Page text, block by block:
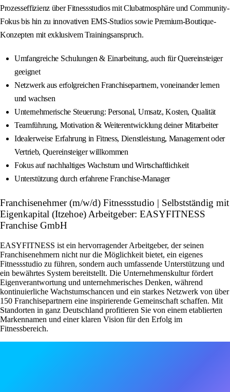
Prozesseffizienz über Fitnessstudios mit Clubatmosphäre und Community-
Fokus bis hin zu innovativen EMS-Studios sowie Premium-Boutique-
Konzepten mit exklusivem Trainingsanspruch.
Umfangreiche Schulungen & Einarbeitung, auch für Quereinsteiger
geeignet
Netzwerk aus erfolgreichen Franchisepartnern, voneinander lernen
und wachsen
Unternehmerische Steuerung: Personal, Umsatz, Kosten, Qualität
Teamführung, Motivation & Weiterentwicklung deiner Mitarbeiter
Idealerweise Erfahrung in Fitness, Dienstleistung, Management oder
Vertrieb, Quereinsteiger willkommen
Fokus auf nachhaltiges Wachstum und Wirtschaftlichkeit
Unterstützung durch erfahrene Franchise-Manager
Franchisenehmer (m/w/d) Fitnessstudio | Selbstständig mit
Eigenkapital (Itzehoe) Arbeitgeber: EASYFITNESS
Franchise GmbH
EASYFITNESS ist ein hervorragender Arbeitgeber, der seinen
Franchisenehmern nicht nur die Möglichkeit bietet, ein eigenes
Fitnessstudio zu führen, sondern auch umfassende Unterstützung und
ein bewährtes System bereitstellt. Die Unternehmenskultur fördert
Eigenverantwortung und unternehmerisches Denken, während
kontinuierliche Wachstumschancen und ein starkes Netzwerk von über
150 Franchisepartnern eine inspirierende Gemeinschaft schaffen. Mit
Standorten in ganz Deutschland profitieren Sie von einem etablierten
Markennamen und einer klaren Vision für den Erfolg im
Fitnessbereich.